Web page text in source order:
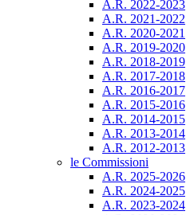
A.R. 2022-2023
A.R. 2021-2022
A.R. 2020-2021
A.R. 2019-2020
A.R. 2018-2019
A.R. 2017-2018
A.R. 2016-2017
A.R. 2015-2016
A.R. 2014-2015
A.R. 2013-2014
A.R. 2012-2013
le Commissioni
A.R. 2025-2026
A.R. 2024-2025
A.R. 2023-2024